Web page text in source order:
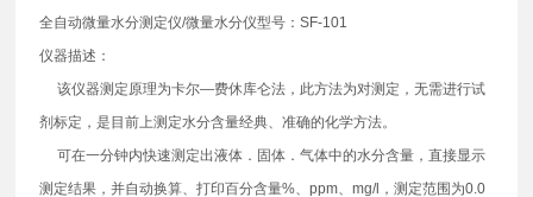
全自动微量水分测定仪/微量水分仪型号：SF-101
仪器描述：
该仪器测定原理为卡尔—费休库仑法，此方法为对测定，无需进行试
剂标定，是目前上测定水分含量经典、准确的化学方法。
可在一分钟内快速测定出液体．固体．气体中的水分含量，直接显示
测定结果，并自动换算、打印百分含量%、ppm、mg/l，测定范围为0.0